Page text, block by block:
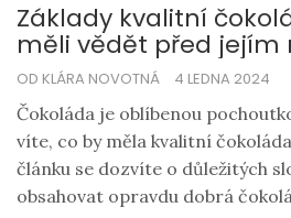
Základy kvalitní
měli vědět před jejím
OD KLÁRA NOVOTNÁ 4 LEDNA 2024
Čokoláda je oblíbenou
víte, co by měla kvalitní
článku se dozvíte o důležitých
obsahovat opravdu dobrá